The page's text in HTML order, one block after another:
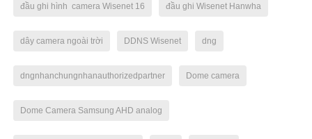
đầu ghi hình camera Wisenet 16 đầu ghi Wisenet Hanwha
dây camera ngoài trời DDNS Wisenet dng
dngnhanchungnhanauthorizedpartner Dome camera
Dome Camera Samsung AHD analog